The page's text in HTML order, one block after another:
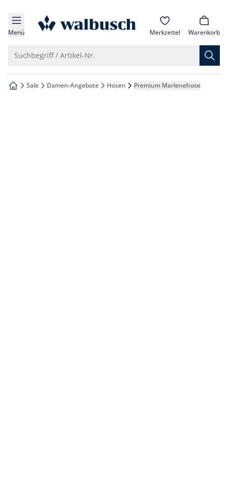
springen
springen
springen
springen
Menü zur Startseite Merkzettel Warenkorb
Suchbegriff / Artikel-Nr.
zur Startseite
Sale Damen-Angebote Hosen Premium Marlenehose